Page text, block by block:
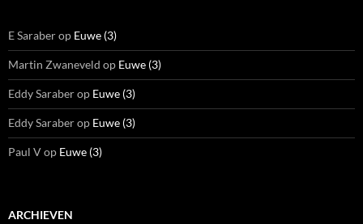
E Saraberop Euwe (3)
Martin Zwaneveld op Euwe (3)
Eddy Saraberop Euwe (3)
Eddy Saraberop Euwe (3)
Paul Vop Euwe (3)
ARCHIEVEN